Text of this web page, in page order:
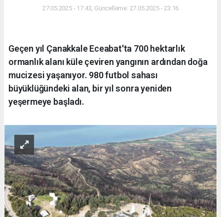
27.05.2025 - 17:43, Güncelleme: 27.05.2025 - 23:16
Geçen yıl Çanakkale Eceabat'ta 700 hektarlık
ormanlık alanı küle çeviren yangının ardından doğa
mucizesi yaşanıyor. 980 futbol sahası
büyüklüğündeki alan, bir yıl sonra yeniden
yeşermeye başladı.